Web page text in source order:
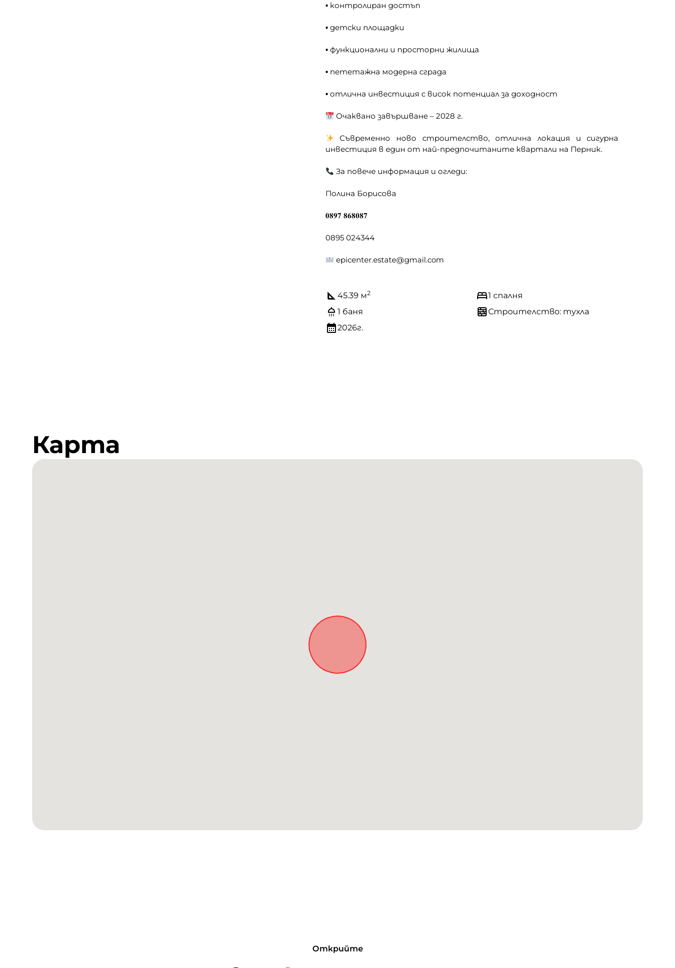
▪ контролиран достъп
▪ детски площадки
▪ функционални и просторни жилища
▪ пететажна модерна сграда
▪ отлична инвестиция с висок потенциал за доходност
Очаквано завършване – 2028 г.
Съвременно ново строителство, отлична локация и сигурна
инвестиция в един от най-предпочитаните квартали на Перник.
За повече информация и огледи:
Полина Борисова
𝟎𝟖𝟗𝟕 𝟖𝟔𝟖𝟎𝟖𝟕
0895 024344
epicenter.estate@gmail.com
45.39 м2
1 спалня
1 баня
Строителство: тухла
2026г.
Карта
Открийте